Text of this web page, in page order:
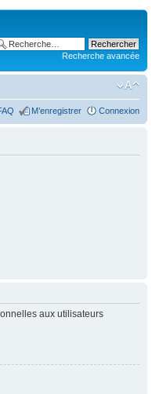
Recherche avancée
M’enregistrer Connexion
aux utilisateurs